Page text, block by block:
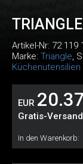
Artikel-Nr: 72 119
Marke: Triangle,
Küchenutensilien
EUR 20.37
Gratis-
In den Warenkorb: